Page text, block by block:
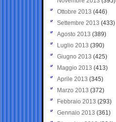
Ottobre 2013 (446)
Settembre 2013 (433)
Agosto 2013 (389)
Luglio 2013 (390)
Giugno 2013 (425)
Maggio 2013 (413)
Aprile 2013 (345)
Marzo 2013 (372)
Febbraio 2013 (293)
Gennaio 2013 (361)